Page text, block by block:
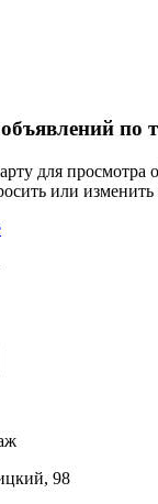
по
для просмотра
или
98